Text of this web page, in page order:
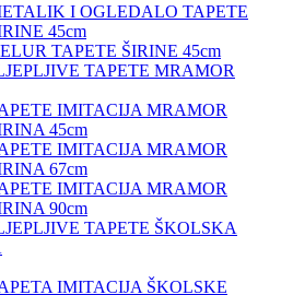
I OGLEDALO TAPETE
45cm
TAPETE ŠIRINE 45cm
TAPETE MRAMOR
IMITACIJA MRAMOR
45cm
IMITACIJA MRAMOR
67cm
IMITACIJA MRAMOR
90cm
TAPETE ŠKOLSKA
IMITACIJA ŠKOLSKE